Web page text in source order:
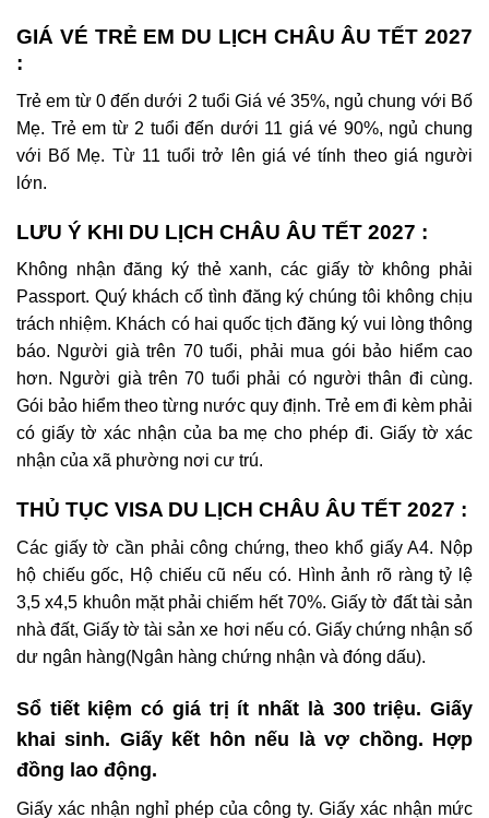
GIÁ VÉ TRẺ EM DU LỊCH CHÂU ÂU TẾT 2027
:
Trẻ em từ 0 đến dưới 2 tuổi Giá vé 35%, ngủ chung với Bố
Mẹ. Trẻ em từ 2 tuổi đến dưới 11 giá vé 90%, ngủ chung
với Bố Mẹ. Từ 11 tuổi trở lên giá vé tính theo giá người
lớn.
LƯU Ý KHI DU LỊCH CHÂU ÂU TẾT 2027 :
Không nhận đăng ký thẻ xanh, các giấy tờ không phải
Passport. Quý khách cố tình đăng ký chúng tôi không chịu
trách nhiệm. Khách có hai quốc tịch đăng ký vui lòng thông
báo. Người già trên 70 tuổi, phải mua gói bảo hiểm cao
hơn. Người già trên 70 tuổi phải có người thân đi cùng.
Gói bảo hiểm theo từng nước quy định. Trẻ em đi kèm phải
có giấy tờ xác nhận của ba mẹ cho phép đi. Giấy tờ xác
nhận của xã phường nơi cư trú.
THỦ TỤC VISA DU LỊCH CHÂU ÂU TẾT 2027 :
Các giấy tờ cần phải công chứng, theo khổ giấy A4. Nộp
hộ chiếu gốc, Hộ chiếu cũ nếu có. Hình ảnh rõ ràng tỷ lệ
3,5 x4,5 khuôn mặt phải chiếm hết 70%. Giấy tờ đất tài sản
nhà đất, Giấy tờ tài sản xe hơi nếu có. Giấy chứng nhận số
dư ngân hàng(Ngân hàng chứng nhận và đóng dấu).
Sổ tiết kiệm có giá trị ít nhất là 300 triệu. Giấy
khai sinh. Giấy kết hôn nếu là vợ chồng. Hợp
đồng lao động.
Giấy xác nhận nghỉ phép của công ty. Giấy xác nhận mức